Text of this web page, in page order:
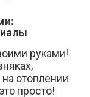
руками!
отоплении
просто!